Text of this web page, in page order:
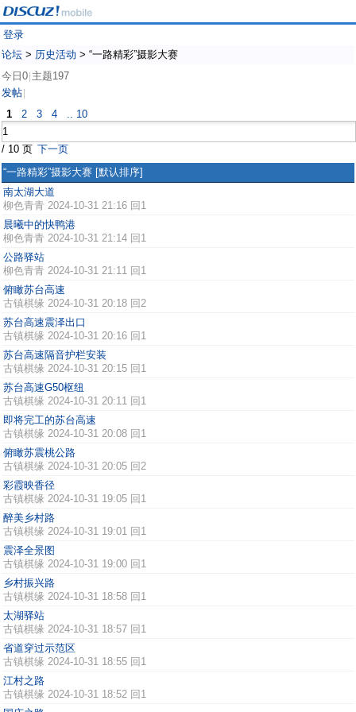
登录
论坛 > 历史活动 > “一路精彩”摄影大赛
今日0 主题197
发帖
1 2 3 4 .. 10
/ 10 页 下一页
“一路精彩”摄影大赛 [默认排序]
南太湖大道
柳色青青 2024-10-31 21:16 回1
晨曦中的快鸭港
柳色青青 2024-10-31 21:14 回1
公路驿站
柳色青青 2024-10-31 21:11 回1
俯瞰苏台高速
古镇棋缘 2024-10-31 20:18 回2
苏台高速震泽出口
古镇棋缘 2024-10-31 20:16 回1
苏台高速隔音护栏安装
古镇棋缘 2024-10-31 20:15 回1
苏台高速G50枢纽
古镇棋缘 2024-10-31 20:11 回1
即将完工的苏台高速
古镇棋缘 2024-10-31 20:08 回1
俯瞰苏震桃公路
古镇棋缘 2024-10-31 20:05 回2
彩霞映香径
古镇棋缘 2024-10-31 19:05 回1
醉美乡村路
古镇棋缘 2024-10-31 19:01 回1
震泽全景图
古镇棋缘 2024-10-31 19:00 回1
乡村振兴路
古镇棋缘 2024-10-31 18:58 回1
太湖驿站
古镇棋缘 2024-10-31 18:57 回1
省道穿过示范区
古镇棋缘 2024-10-31 18:55 回1
江村之路
古镇棋缘 2024-10-31 18:52 回1